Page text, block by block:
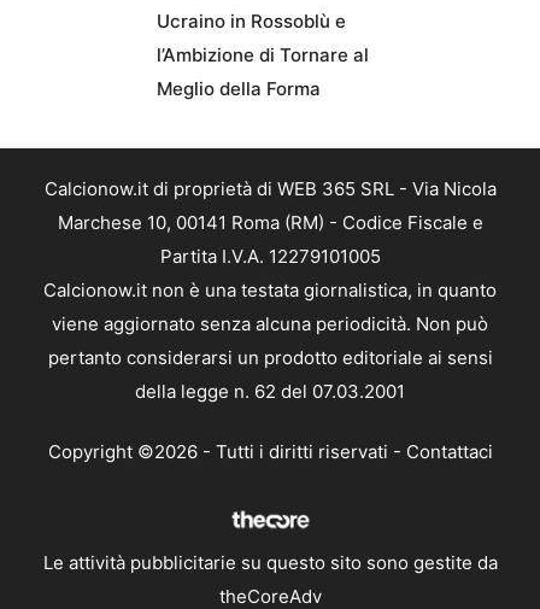
Ucraino in Rossoblù e
l’Ambizione di Tornare al
Meglio della Forma
Calcionow.it di proprietà di WEB 365 SRL - Via Nicola
Marchese 10, 00141 Roma (RM) - Codice Fiscale e
Partita I.V.A. 12279101005
Calcionow.it non è una testata giornalistica, in quanto
viene aggiornato senza alcuna periodicità. Non può
pertanto considerarsi un prodotto editoriale ai sensi
della legge n. 62 del 07.03.2001
Copyright ©2026 - Tutti i diritti riservati - Contattaci
Le attività pubblicitarie su questo sito sono gestite da
theCoreAdv